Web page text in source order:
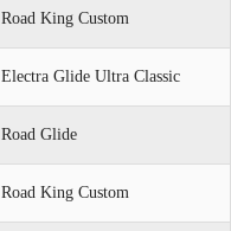
Road King Custom
Electra Glide Ultra Classic
Road Glide
Road King Custom